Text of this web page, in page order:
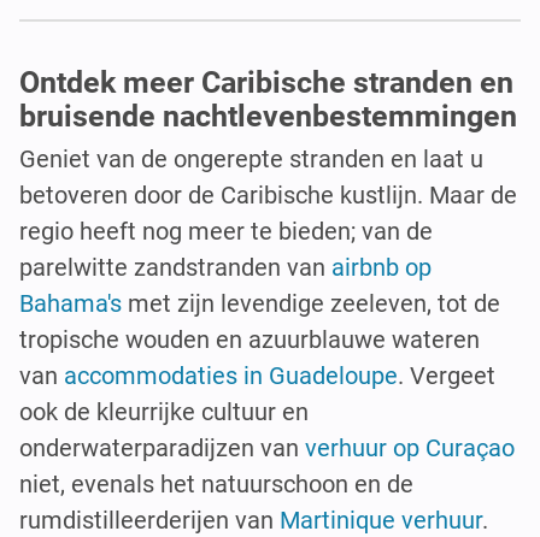
Ontdek meer Caribische stranden en
bruisende nachtlevenbestemmingen
Geniet van de ongerepte stranden en laat u
betoveren door de Caribische kustlijn. Maar de
regio heeft nog meer te bieden; van de
parelwitte zandstranden van airbnb op
Bahama's met zijn levendige zeeleven, tot de
tropische wouden en azuurblauwe wateren
van accommodaties in Guadeloupe. Vergeet
ook de kleurrijke cultuur en
onderwaterparadijzen van verhuur op Curaçao
niet, evenals het natuurschoon en de
rumdistilleerderijen van Martinique verhuur.